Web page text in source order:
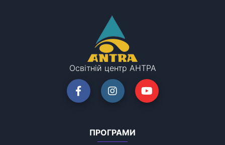
Освітній центр АНТРА
ПРОГРАМИ